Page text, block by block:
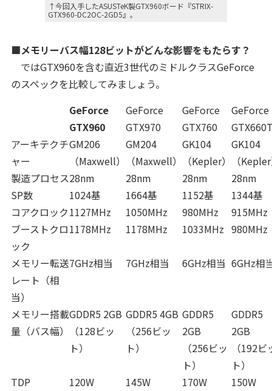
↑今回入手したASUSTeK製GTX960ボード『STRIX-
GTX960-DC2OC-2GD5』。
■メモリーバス幅128ビットがどんな影響をもたらす？
ではGTX960を含む直近3世代のミドルクラスGeForce
のスペックを比較してみましょう。
GeForce
GTX960
GeForce
GTX970
GeForce
GTX760
GeForce
アーキテクチ
ャー
GM206
（Maxwell）
GM204
（Maxwell）
GK104
（Kepler）
GK104
（
製造プロセス28nm 28nm 28nm
28nm
SP数
1024基 1664基 1152基
1344基
コアクロック1127MHz 1050MHz 980MHz
915MHz
ブーストクロ
ック
1178MHz 1178MHz 1033MHz 980MHz
メモリー転送
レート（相
当）
7GHz相当 7GHz相当 6GHz相当 6GHz相
メモリー搭載
量（バス幅）
GDDR5 2GB
（128ビッ
ト）
GDDR5 4GB
（256ビッ
ト）
GDDR5
2GB
（256ビッ
ト）
GDDR5
2GB
（192ビ
ト）
TDP
120W 145W 170W
150W